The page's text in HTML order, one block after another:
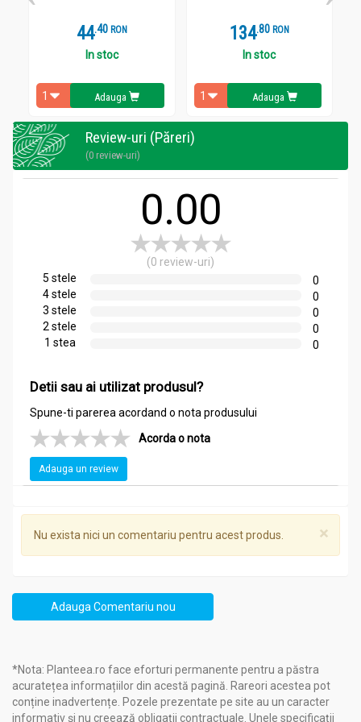
44.4 RON
In stoc
Adauga
134.8 RON
In stoc
Adauga
Review-uri (Păreri)
(0 review-uri)
0.00
(0 review-uri)
5 stele
0
4 stele
0
3 stele
0
2 stele
0
1 stea
0
Detii sau ai utilizat produsul?
Spune-ti parerea acordand o nota produsului
Acorda o nota
Adauga un review
×
Nu exista nici un comentariu pentru acest produs.
Adauga Comentariu nou
*Nota: Planteea.ro face eforturi permanente pentru a păstra
acuratețea informațiilor din acestă pagină. Rareori acestea pot
conține inadvertențe. Pozele prezentate pe site au un caracter
informativ și nu creează obligații contractuale. Unele specificații